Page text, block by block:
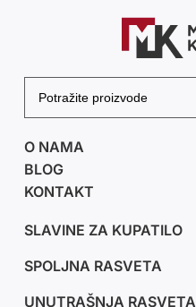
O NAMA
BLOG
KONTAKT
SLAVINE ZA KUPATILO
SPOLJNA RASVETA
UNUTRAŠNJA RASVETA